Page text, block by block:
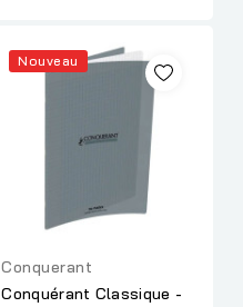
Nouveau
Conquerant
Conquérant Classique -